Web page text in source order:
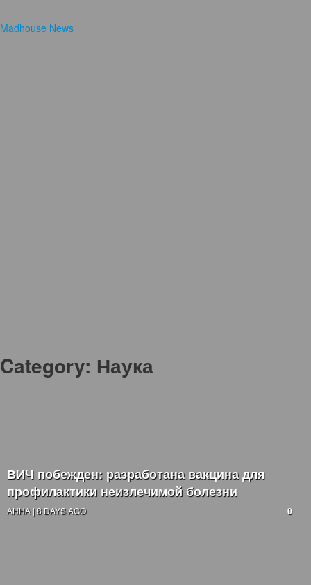
Madhouse News
Category: Наука
ВИЧ побежден: разработана вакцина для
профилактики неизлечимой болезни
0
АННА | 8 DAYS AGO